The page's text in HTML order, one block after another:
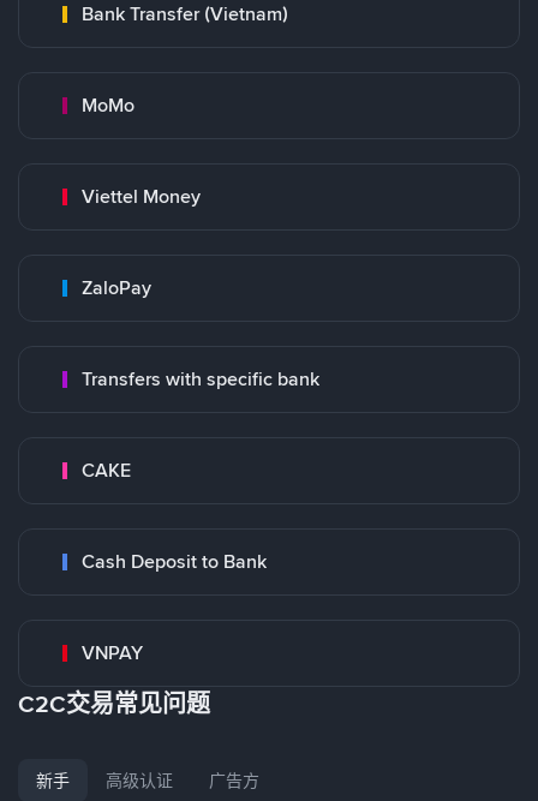
Bank Transfer (Vietnam)
MoMo
Viettel Money
ZaloPay
Transfers with specific bank
CAKE
Cash Deposit to Bank
VNPAY
C2C交易常见问题
新手 高级认证 广告方